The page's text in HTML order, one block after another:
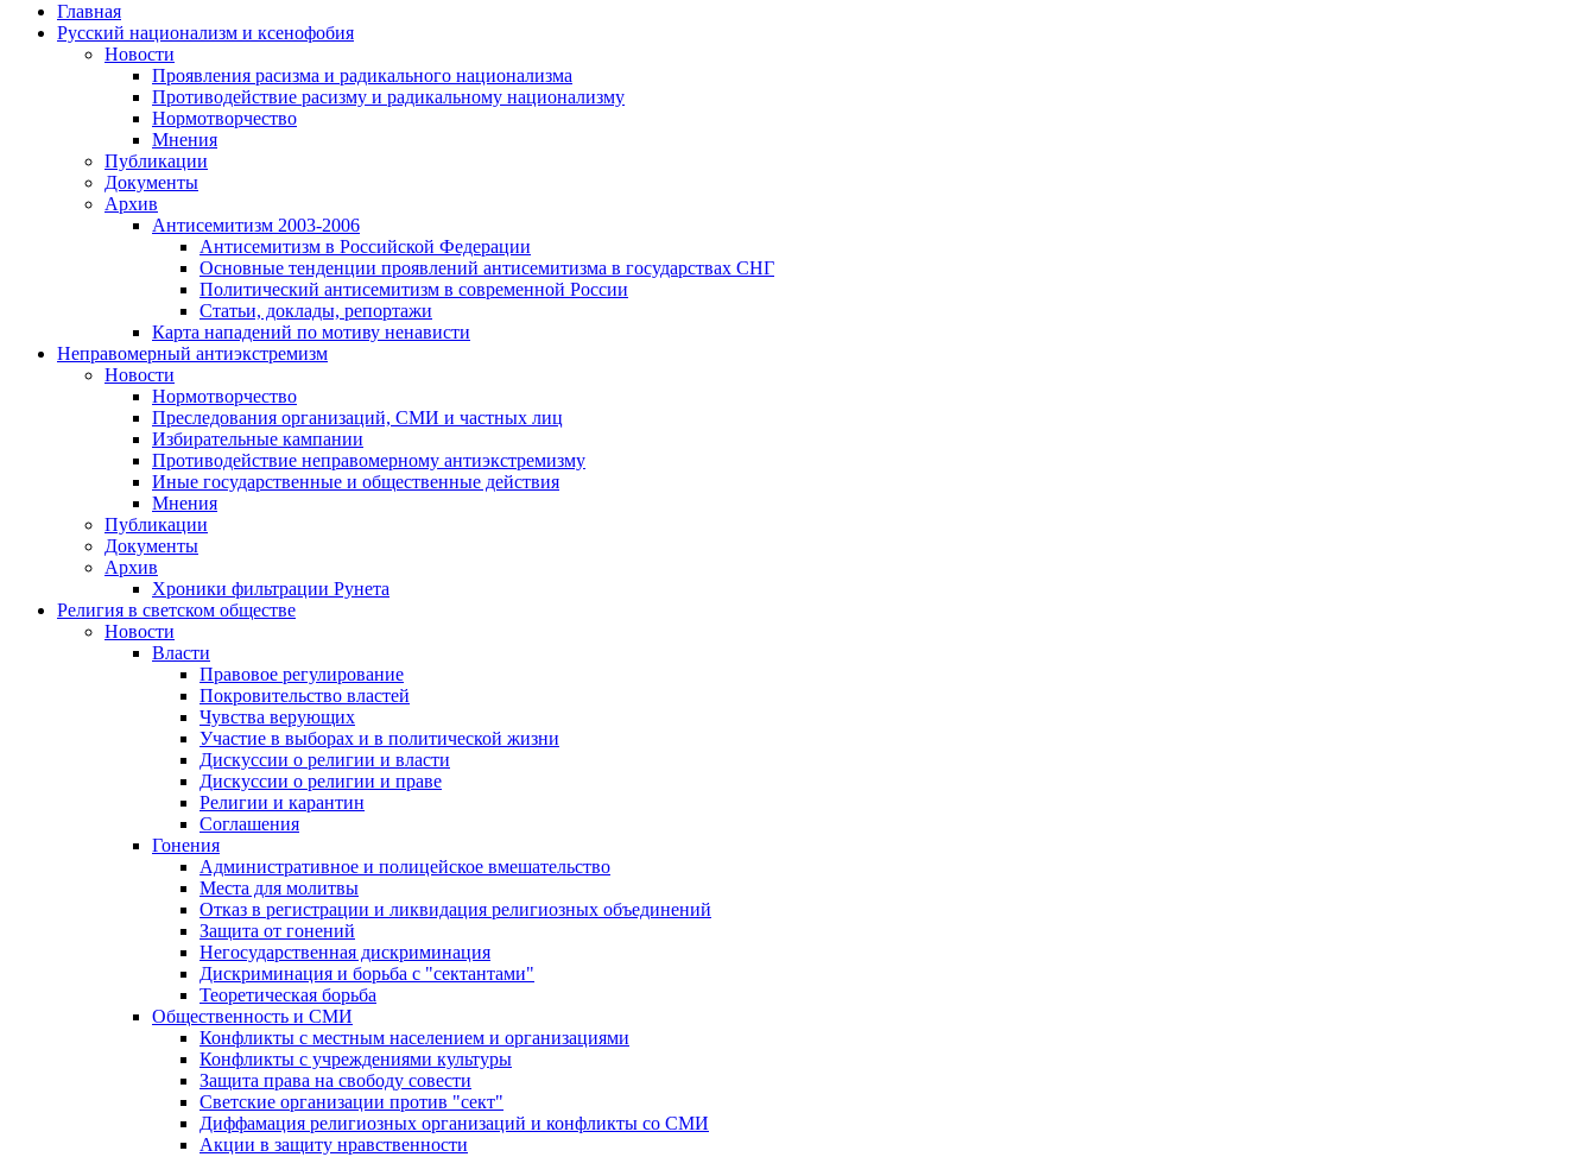
Главная
Русский национализм и ксенофобия
Новости
Проявления расизма и радикального национализма
Противодействие расизму и радикальному национализму
Нормотворчество
Мнения
Публикации
Документы
Архив
Антисемитизм 2003-2006
Антисемитизм в Российской Федерации
Основные тенденции проявлений антисемитизма в государствах СНГ
Политический антисемитизм в современной России
Статьи, доклады, репортажи
Карта нападений по мотиву ненависти
Неправомерный антиэкстремизм
Новости
Нормотворчество
Преследования организаций, СМИ и частных лиц
Избирательные кампании
Противодействие неправомерному антиэкстремизму
Иные государственные и общественные действия
Мнения
Публикации
Документы
Архив
Хроники фильтрации Рунета
Религия в светском обществе
Новости
Власти
Правовое регулирование
Покровительство властей
Чувства верующих
Участие в выборах и в политической жизни
Дискуссии о религии и власти
Дискуссии о религии и праве
Религии и карантин
Соглашения
Гонения
Административное и полицейское вмешательство
Места для молитвы
Отказ в регистрации и ликвидация религиозных объединений
Защита от гонений
Негосударственная дискриминация
Дискриминация и борьба с "сектантами"
Теоретическая борьба
Общественность и СМИ
Конфликты с местным населением и организациями
Конфликты с учреждениями культуры
Защита права на свободу совести
Светские организации против "сект"
Диффамация религиозных организаций и конфликты со СМИ
Акции в защиту нравственности